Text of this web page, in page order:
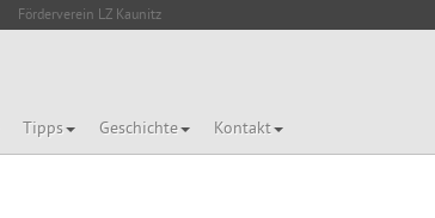
Förderverein LZ Kaunitz
Tipps Geschichte Kontakt